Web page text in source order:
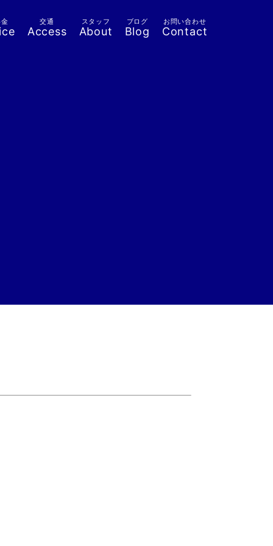
交通
Access
スタッフ
About
ブログ
Blog
お問い合わせ
Contact